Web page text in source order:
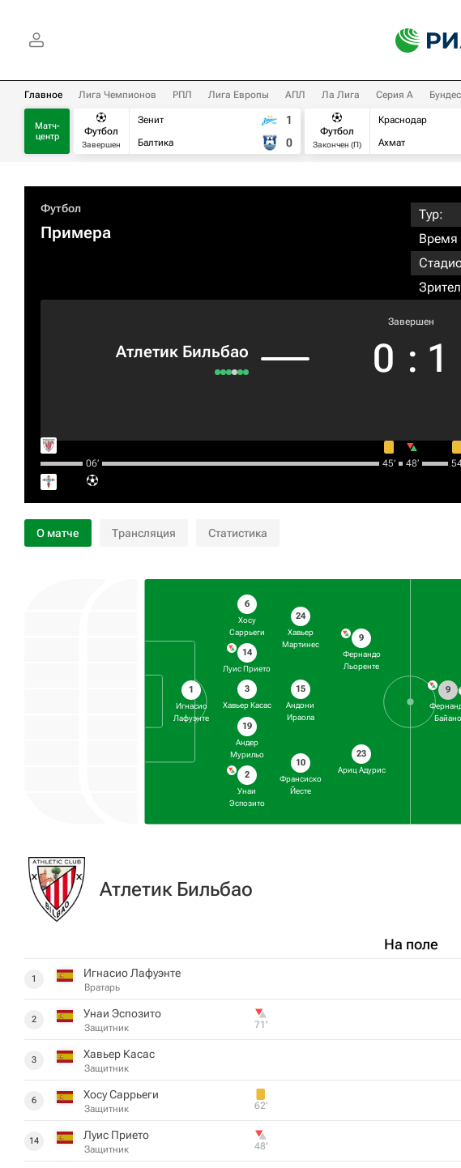
Главное Лига Чемпионов РПЛ Лига Европы АПЛ Ла Лига Серия А
Матч-
центр
Футбол
Завершен
Зенит
Балтика
1
0
Футбол
Закончен (П)
Краснодар
Ахмат
Футбол
Примера
Тур:
Время
Атлетик Бильбао
Завершен
0 : 1
06‎’‎ 45‎’‎ 48‎’‎
О матче Трансляция Статистика
1
Игнасио
Лафуэнте
6
Хосу
Саррьеги
14
Луис Прието
3
Хавьер Касас
19
Андер
Мурильо
2
Унаи
Эспозито
24
Хавьер
Мартинес
15
Андони
Ираола
10
Франсиско
Йесте
9
Фернандо
Льоренте
23
Ариц Адурис
9
Байано
Атлетик Бильбао
На поле
1 Игнасио Лафуэнте
Вратарь
2 Унаи Эспозито
Защитник 71‎’‎
3 Хавьер Касас
Защитник
6 Хосу Саррьеги
Защитник 62‎’‎
14 Луис Прието
Защитник 48‎’‎